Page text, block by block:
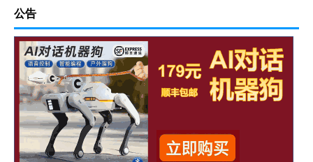
公告